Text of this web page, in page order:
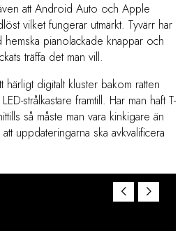
att Android Auto och Apple
vilket fungerar utmärkt. Tyvärr har
pianolackade knappar och
träffa det man vill.
härligt digitalt kluster bakom ratten
strålkastare framtill. Har man haft T-
så måste man vara kinkigare än
uppdateringarna ska avkvalificera